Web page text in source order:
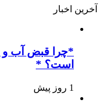
آخرین اخبار
است؟ *
1 روز پیش